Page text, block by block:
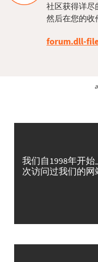
社区获得详尽
然后在您的收
forum.dll-
我们自1998年开
次访问过我们的网